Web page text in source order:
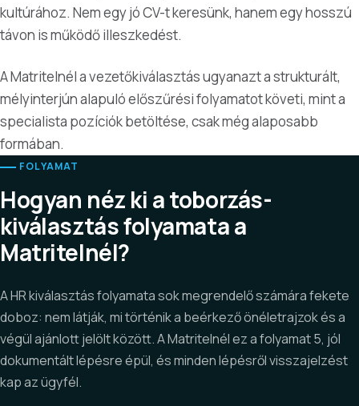
kultúrához. Nem egy jó CV-t keresünk, hanem egy hosszú
távon is működő illeszkedést.
A Matritelnél a vezetőkiválasztás ugyanazt a strukturált,
mélyinterjún alapuló előszűrési folyamatot követi, mint a
specialista pozíciók betöltése, csak még alaposabb
formában.
FOLYAMAT
Hogyan néz ki a toborzás-
kiválasztás folyamata a
Matritelnél?
A HR kiválasztás folyamata sok megrendelő számára fekete
doboz: nem látják, mi történik a beérkező önéletrajzok és a
végül ajánlott jelölt között. A Matritelnél ez a folyamat 5, jól
dokumentált lépésre épül, és minden lépésről visszajelzést
kap az ügyfél.